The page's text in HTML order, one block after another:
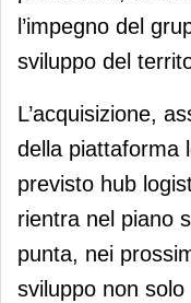
l’impegno del
sviluppo del
L’acquisizione,
della piattaforma
previsto hub
rientra nel piano
punta, nei
sviluppo non